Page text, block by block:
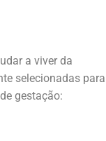
a viver da
selecionadas para
gestação: